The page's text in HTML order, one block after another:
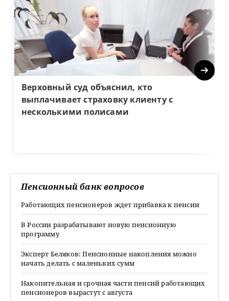
Верховный суд объяснил, кто
выплачивает страховку клиенту с
несколькими полисами
Next
Пенсионный банк вопросов
Работающих пенсионеров ждет прибавка к пенсии
В России разрабатывают новую пенсионную
программу
Эксперт Беляков: Пенсионные накопления можно
начать делать с маленьких сумм
Накопительная и срочная части пенсий работающих
пенсионеров вырастут с августа